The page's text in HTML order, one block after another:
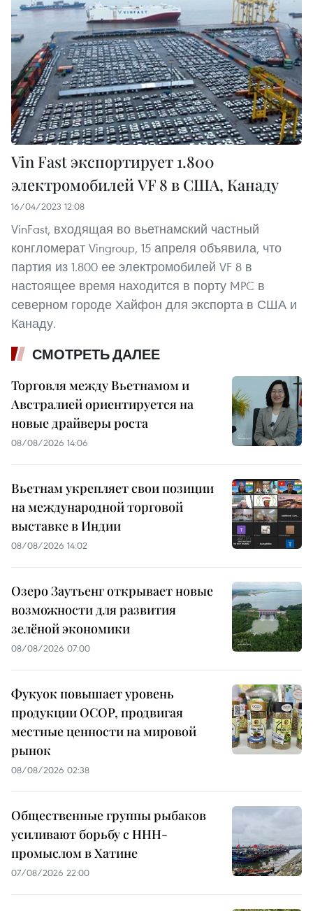
Vin Fast экспортирует 1.800
электромобилей VF 8 в США, Канаду
16/04/2023 12:08
VinFast, входящая во вьетнамский частный
конгломерат Vingroup, 15 апреля объявила, что
партия из 1.800 ее электромобилей VF 8 в
настоящее время находится в порту MPC в
северном городе Хайфон для экспорта в США и
Канаду.
СМОТРЕТЬ ДАЛЕЕ
Торговля между Вьетнамом и
Австралией ориентируется на
новые драйверы роста
08/08/2026 14:06
Вьетнам укрепляет свои позиции
на международной торговой
выставке в Индии
08/08/2026 14:02
Озеро Заутьенг открывает новые
возможности для развития
зелёной экономики
08/08/2026 07:00
Фукуок повышает уровень
продукции OCOP, продвигая
местные ценности на мировой
рынок
08/08/2026 02:38
Общественные группы рыбаков
усиливают борьбу с ННН-
промыслом в Хатине
07/08/2026 22:00